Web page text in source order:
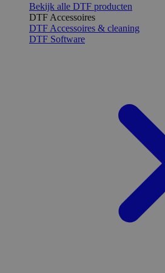
Bekijk alle DTF producten
DTF Accessoires
DTF Accessoires & cleaning
DTF Software